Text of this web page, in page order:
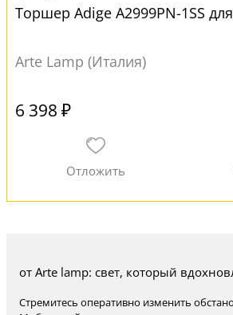
Торшер Adige A2999PN-1SS
Arte Lamp (Италия)
6 398 ₽
от Arte lamp: свет, который
Стремитесь оперативно изменить